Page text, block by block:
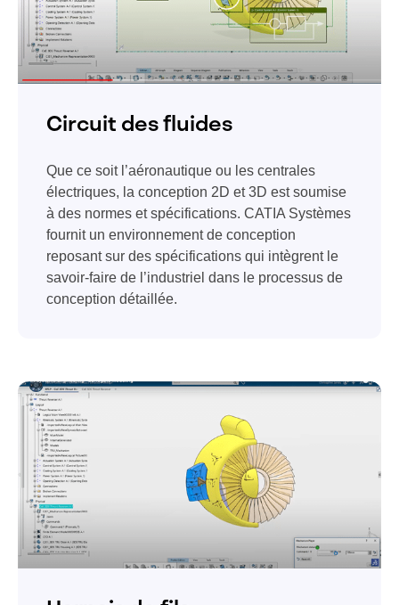
Circuit des fluides
Que ce soit l’aéronautique ou les centrales
électriques, la conception 2D et 3D est soumise
à des normes et spécifications. CATIA Systèmes
fournit un environnement de conception
reposant sur des spécifications qui intègrent le
savoir-faire de l’industriel dans le processus de
conception détaillée.